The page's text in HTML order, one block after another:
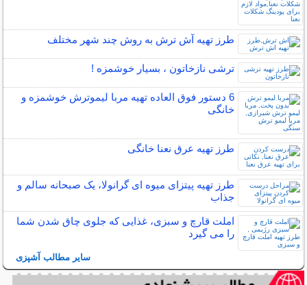
طرز تهیه آش ترش به روش چند شهر مختلف
ترشی نازخاتون ، بسیار خوشمزه !
6 دستور فوق العاده تهیه مربا لیموترش خوشمزه و
خانگی
طرز تهیه عرق نعنا خانگی
طرز تهیه پیتزای میوه ای گرانولا، یک صبحانه سالم و
جذاب
املت قارچ و سبزی، غذایی که جلوی چاق شدن شما
را می گیرد
سایر مطالب آشپزی